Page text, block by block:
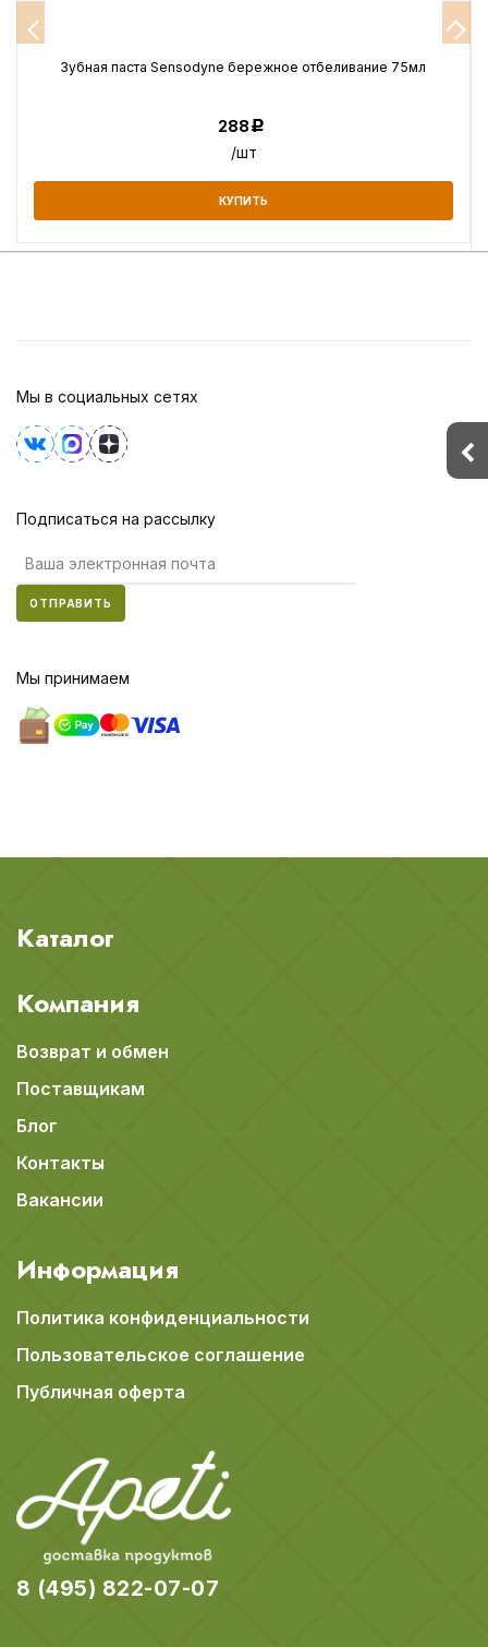
Зубная паста Sensodyne бережное отбеливание 75мл
288Р
/шт
КУПИТЬ
Мы в социальных сетях
Подписаться на рассылку
ОТПРАВИТЬ
Мы принимаем
Каталог
Компания
Возврат и обмен
Поставщикам
Блог
Контакты
Вакансии
Информация
Политика конфиденциальности
Пользовательское соглашение
Публичная оферта
8 (495) 822-07-07